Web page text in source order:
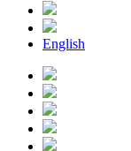
English